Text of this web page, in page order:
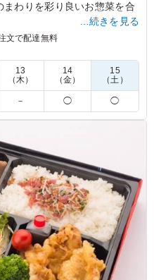
わりを彩り良いお惣菜を合
んで、見た目に楽しいお弁
齢者に好評で 食も進んだ
飯のしゅるいが炊き込み
こ人はさらに喜ぶと思い
講習会
…続きを見る
文で配達無料
13
（木）
14
（金）
15
（土）
－ ◯ ◯